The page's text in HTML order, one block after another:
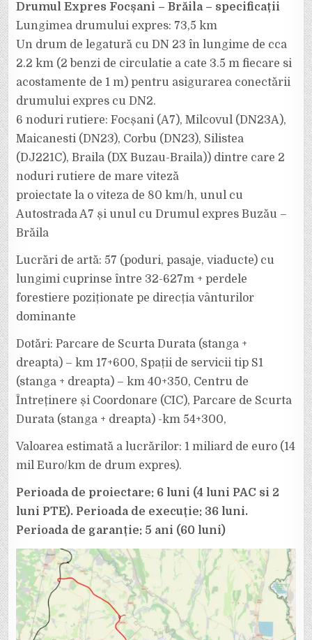
Drumul Expres Focșani – Brăila – specificații
Lungimea drumului expres: 73,5 km
Un drum de legatură cu DN 23 în lungime de cca
2.2 km (2 benzi de circulatie a cate 3.5 m fiecare si
acostamente de 1 m) pentru asigurarea conectării
drumului expres cu DN2.
6 noduri rutiere: Focșani (A7), Milcovul (DN23A),
Maicanesti (DN23), Corbu (DN23), Silistea
(DJ221C), Braila (DX Buzau-Braila)) dintre care 2
noduri rutiere de mare viteză
proiectate la o viteza de 80 km/h, unul cu
Autostrada A7 și unul cu Drumul expres Buzău –
Brăila
Lucrări de artă: 57 (poduri, pasaje, viaducte) cu
lungimi cuprinse între 32-627m + perdele
forestiere poziționate pe direcția vânturilor
dominante
Dotări: Parcare de Scurta Durata (stanga +
dreapta) – km 17+600, Spații de servicii tip S1
(stanga + dreapta) – km 40+350, Centru de
Întreținere și Coordonare (CIC), Parcare de Scurta
Durata (stanga + dreapta) -km 54+300,
Valoarea estimată a lucrărilor: 1 miliard de euro (14
mil Euro/km de drum expres).
Perioada de proiectare: 6 luni (4 luni PAC si 2
luni PTE). Perioada de execuție: 36 luni.
Perioada de garanție: 5 ani (60 luni)